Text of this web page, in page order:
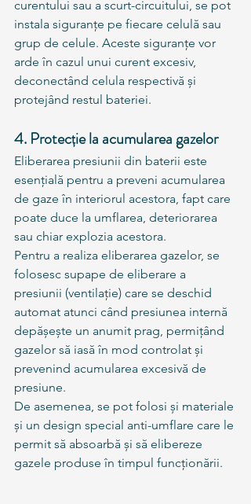
curentului sau a scurt-circuitului, se pot
instala siguranțe pe fiecare celulă sau
grup de celule. Aceste siguranțe vor
arde în cazul unui curent excesiv,
deconectând celula respectivă și
protejând restul bateriei.
4. Protecție la acumularea gazelor
Eliberarea presiunii din baterii este
esențială pentru a preveni acumularea
de gaze în interiorul acestora, fapt care
poate duce la umflarea, deteriorarea
sau chiar explozia acestora.
Pentru a realiza eliberarea gazelor, se
folosesc supape de eliberare a
presiunii (ventilație) care se deschid
automat atunci când presiunea internă
depășește un anumit prag, permițând
gazelor să iasă în mod controlat și
prevenind acumularea excesivă de
presiune.
De asemenea, se pot folosi și materiale
și un design special anti-umflare care le
permit să absoarbă și să elibereze
gazele produse în timpul funcționării.